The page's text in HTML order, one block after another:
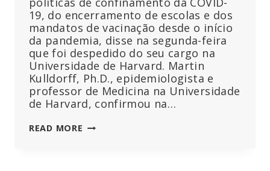
19, do encerramento de escolas e dos
mandatos de vacinação desde o início
da pandemia, disse na segunda-feira
que foi despedido do seu cargo na
Universidade de Harvard. Martin
Kulldorff, Ph.D., epidemiologista e
professor de Medicina na Universidade
de Harvard, confirmou na…
READ MORE HARVARD